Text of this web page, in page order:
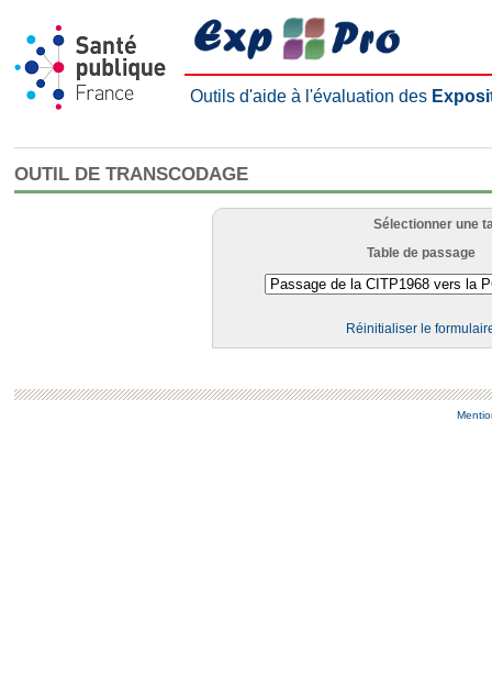
Outils d'aide à l'évaluation des
OUTIL DE TRANSCODAGE
Sélectionner une
Table de passage
Réinitialiser le